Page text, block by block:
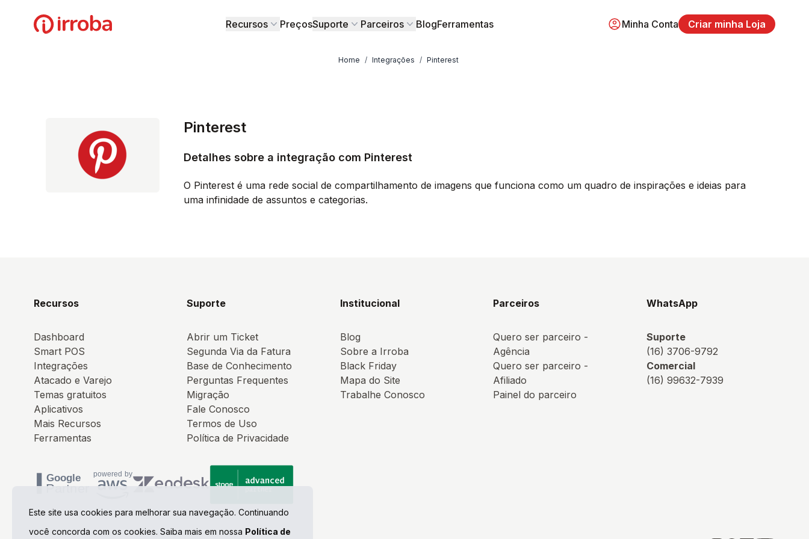
Irroba Recursos PreçosSuporte Parceiros BlogFerramentas Minha Conta Criar minha Loja
Home / Integrações / Pinterest
Pinterest
Detalhes sobre a integração com Pinterest
O Pinterest é uma rede social de compartilhamento de imagens que funciona como um quadro de inspirações e ideias para
uma infinidade de assuntos e categorias.
Recursos
Dashboard
Smart POS
Integrações
Atacado e Varejo
Temas gratuitos
Aplicativos
Mais Recursos
Ferramentas
Suporte
Abrir um Ticket
Segunda Via da Fatura
Base de Conhecimento
Perguntas Frequentes
Migração
Fale Conosco
Termos de Uso
Política de Privacidade
Institucional
Blog
Sobre a Irroba
Black Friday
Mapa do Site
Trabalhe Conosco
Parceiros
Quero ser parceiro -
Agência
Quero ser parceiro -
Afiliado
Painel do parceiro
WhatsApp
Suporte
(16) 3706-9792
Comercial
(16) 99632-7939
Este site usa cookies para melhorar sua navegação. Continuando
você concorda com os cookies. Saiba mais em nossa Política de